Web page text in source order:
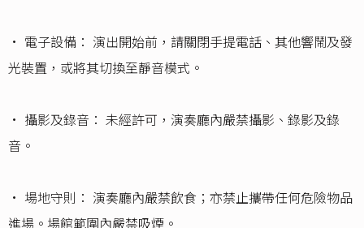
• 電子設備： 演出開始前，請關閉手提電話、其他響鬧及發
光裝置，或將其切換至靜音模式。
• 攝影及錄音： 未經許可，演奏廳內嚴禁攝影、錄影及錄
音。
• 場地守則： 演奏廳內嚴禁飲食；亦禁止攜帶任何危險物品
進場。場館範圍內嚴禁吸煙。